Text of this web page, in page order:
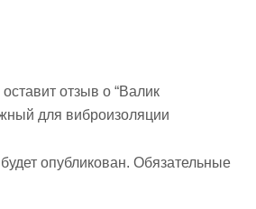
отзыв о “Валик
для виброизоляции
опубликован. Обязательные